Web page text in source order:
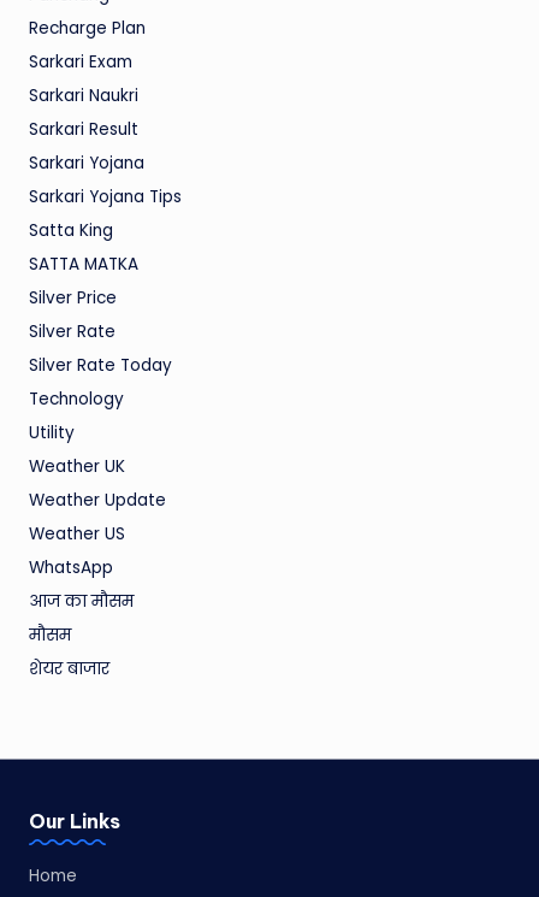
Recharge Plan
Sarkari Exam
Sarkari Naukri
Sarkari Result
Sarkari Yojana
Sarkari Yojana Tips
Satta King
SATTA MATKA
Silver Price
Silver Rate
Silver Rate Today
Technology
Utility
Weather UK
Weather Update
Weather US
WhatsApp
आज का मौसम
मौसम
शेयर बाजार
Our Links
Home